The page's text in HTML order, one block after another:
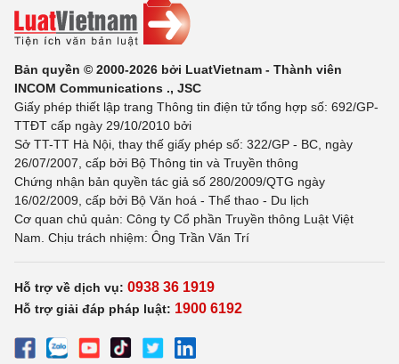
Bản quyền © 2000-2026 bởi LuatVietnam - Thành viên
INCOM Communications ., JSC
Giấy phép thiết lập trang Thông tin điện tử tổng hợp số: 692/GP-
TTĐT cấp ngày 29/10/2010 bởi
Sở TT-TT Hà Nội, thay thế giấy phép số: 322/GP - BC, ngày
26/07/2007, cấp bởi Bộ Thông tin và Truyền thông
Chứng nhận bản quyền tác giả số 280/2009/QTG ngày
16/02/2009, cấp bởi Bộ Văn hoá - Thể thao - Du lịch
Cơ quan chủ quản: Công ty Cổ phần Truyền thông Luật Việt
Nam. Chịu trách nhiệm: Ông Trần Văn Trí
Hỗ trợ về dịch vụ: 0938 36 1919
Hỗ trợ giải đáp pháp luật: 1900 6192